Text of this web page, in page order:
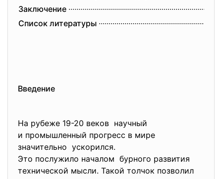
Заключение ∙∙∙∙∙∙∙∙∙∙∙∙∙∙∙∙∙∙∙∙∙∙∙∙∙∙∙∙∙∙∙∙∙∙∙∙∙∙∙∙∙∙∙∙∙∙∙∙∙
Список литературы ∙∙∙∙∙∙∙∙∙∙∙∙∙∙∙∙∙∙∙∙∙∙∙∙∙∙∙∙∙∙∙∙∙∙∙∙∙∙∙∙∙∙∙∙∙∙∙∙∙∙∙∙∙∙∙∙∙∙∙∙
Введение
На рубеже 19-20 веков научный
и промышленный прогресс в мире
значительно ускорился.
Это послужило началом бурного развития
технической мысли. Такой толчок позволил